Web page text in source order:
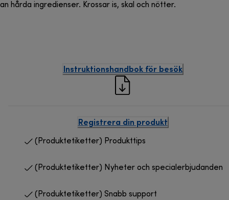
an hårda ingredienser. Krossar is, skal och nötter.
Instruktionshandbok för besök
Registrera din produkt
(Produktetiketter) Produkttips
(Produktetiketter) Nyheter och specialerbjudanden
(Produktetiketter) Snabb support